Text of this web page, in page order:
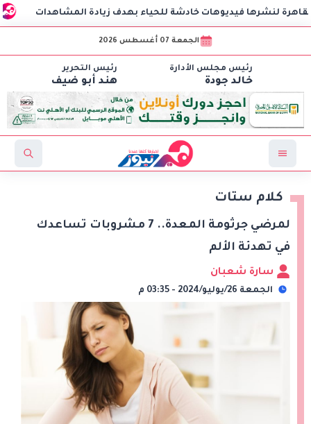
مكتب فيديوهات خادشة للحياء بهدف زيادة المشاهدات
الجمعة 07 أغسطس 2026
رئيس مجلس الأدارة
خالد جودة
رئيس التحرير
هند أبو ضيف
كلام ستات
لمرضي جرثومة المعدة.. 7 مشروبات تساعدك
في تهدئة الألم
سارة شعبان
الجمعة 26/يوليو/2024 - 03:35 م